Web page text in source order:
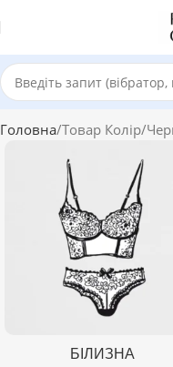
Головна Товар Колір
БІЛИЗНА